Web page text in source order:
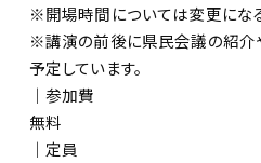
※開場時間については変更にな
※講演の前後に県民会議の紹介
予定しています。
｜参加費
無料
｜定員